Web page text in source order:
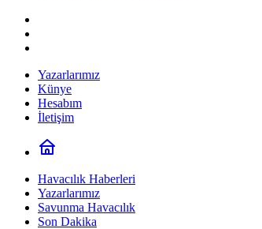
Yazarlarımız
Künye
Hesabım
İletişim
Havacılık Haberleri
Yazarlarımız
Savunma Havacılık
Son Dakika